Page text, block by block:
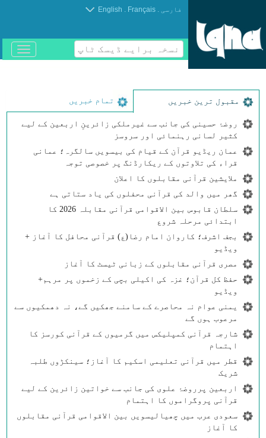
فارسی .
Français
.
English
نسخہ برایے ڈیسک ٹاپ
باز
و
مقبول ترین خبریں تمام خبریں
روضۂ حسینی کی جانب سے غیرملکی زائرینِ اربعین کے لیے
کثیر لسانی رہنمائی اور سروسز
عمان ریڈیو قرآن کے قیام کی بیسویں سالگرہ؛ عمانی
قراء کی تلاوتوں کے ریکارڈنگ پر خصوصی توجہ
ملایشین قرآنی مقابلوں کا اعلان
گھر میں والد کی قرآنی محفلوں کی یاد ستاتی ہے
سلطان قابوس بین الاقوامی قرآنی مقابلہ 2026 کا
ابتدائی مرحلہ شروع
بجف اشرف؛ کاروان امام رضا(ع) قرآنی محافل کا آغاز +
ویڈیو
مصری قرآنی مقابلوں کے زبانی ٹیسٹ کا آغاز
حفظ کل قرآن؛ غزہ کی اکیلی بچی کے زخموں پر مرہم+
ویڈیو
یمنی عوام نہ محاصرے کے سامنے جھکیں گے، نہ دھمکیوں سے
مرعوب ہوں گے
شارجہ قرآنی کمپلیکس میں گرمیوں کے قرآنی کورسز کا
اہتمام
قطر میں قرآنی تعلیمی اسکیم کا آغاز؛ سینکڑوں طلبہ
شریک
اربعین پرروضۂ علوی کی جانب سے خواتین زائرین کے لیے
قرآنی پروگراموں کا اہتمام
سعودی عرب میں چھیالیسویں بین الاقوامی قرآنی مقابلوں
کا آغاز